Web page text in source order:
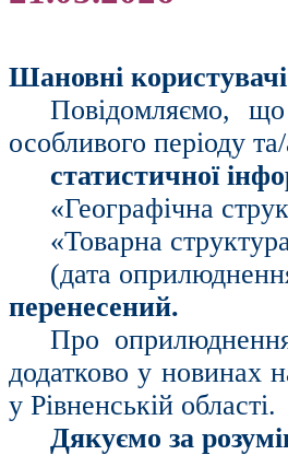
Шановні
Повідомляємо,
особливого періоду
статистичної
«Географічна
«Товарна
(дата
перенесений.
Про
додатково у новинах
у Рівненській області.
Дякуємо за